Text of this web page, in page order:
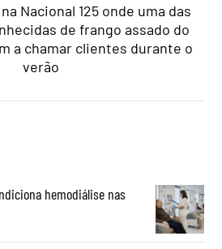
Nacional 125 onde uma das
de frango assado do
a chamar clientes durante o
verão
hemodiálise nas